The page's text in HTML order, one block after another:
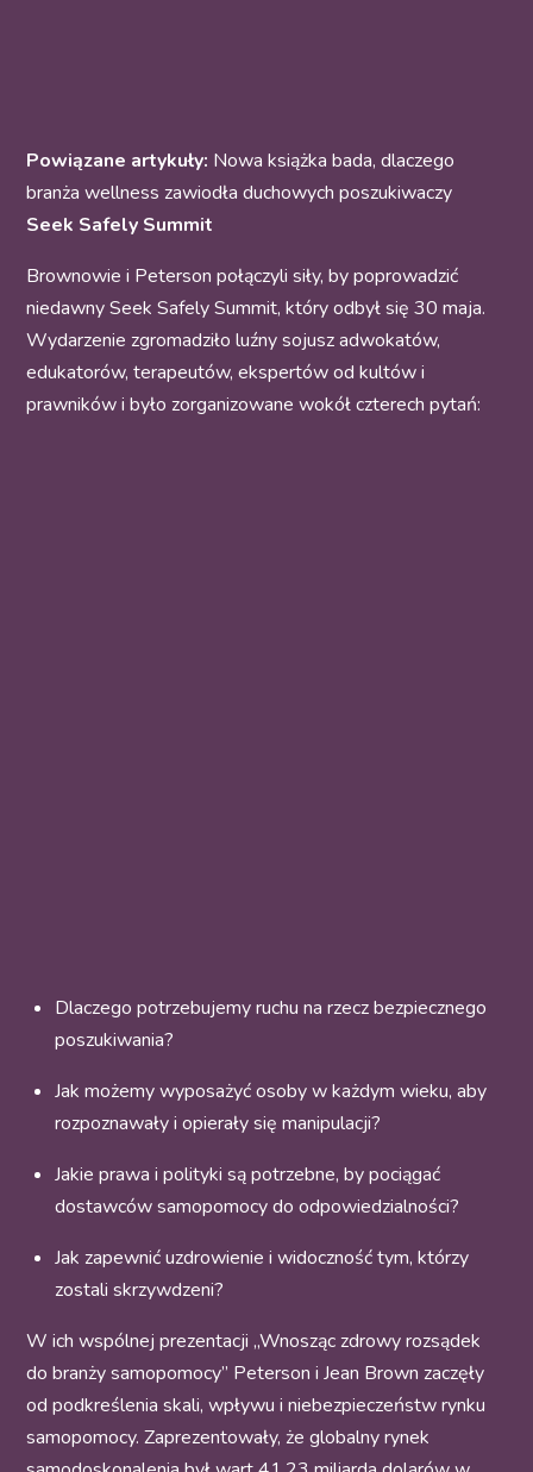
Powiązane artykuły: Nowa książka bada, dlaczego
branża wellness zawiodła duchowych poszukiwaczy
Seek Safely Summit
Brownowie i Peterson połączyli siły, by poprowadzić
niedawny Seek Safely Summit, który odbył się 30 maja.
Wydarzenie zgromadziło luźny sojusz adwokatów,
edukatorów, terapeutów, ekspertów od kultów i
prawników i było zorganizowane wokół czterech pytań:
Dlaczego potrzebujemy ruchu na rzecz bezpiecznego
poszukiwania?
Jak możemy wyposażyć osoby w każdym wieku, aby
rozpoznawały i opierały się manipulacji?
Jakie prawa i polityki są potrzebne, by pociągać
dostawców samopomocy do odpowiedzialności?
Jak zapewnić uzdrowienie i widoczność tym, którzy
zostali skrzywdzeni?
W ich wspólnej prezentacji „Wnosząc zdrowy rozsądek
do branży samopomocy” Peterson i Jean Brown zaczęły
od podkreślenia skali, wpływu i niebezpieczeństw rynku
samopomocy. Zaprezentowały, że globalny rynek